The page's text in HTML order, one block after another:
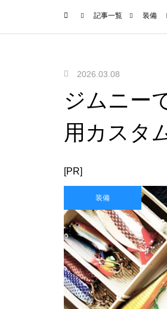
記事一覧 装備
2026.03.08
ジムニー
用カスタ
[PR]
装備